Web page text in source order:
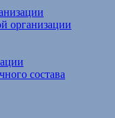
организации
состава